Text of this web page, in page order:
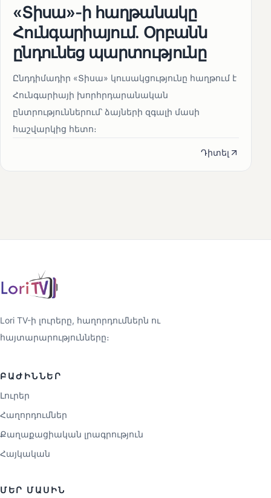
«Տիսա»-ի հաղթանակը
Հունգարիայում․ Օրբանն
ընդունեց պարտությունը
Ընդդիմադիր «Տիսա» կուսակցությունը հաղթում է
Հունգարիայի խորհրդարանական
ընտրություններում՝ ձայների զգալի մասի
հաշվարկից հետո։
Դիտել
Lori TV-ի լուրերը, հաղորդումներն ու
հայտարարությունները։
ԲԱԺԻՆՆԵՐ
Լուրեր
Հաղորդումներ
Քաղաքացիական լրագրություն
Հայկական
ՄԵՐ ՄԱՍԻՆ